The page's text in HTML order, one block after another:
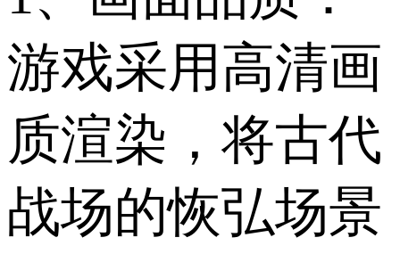
游戏采用高清画
质渲染，将古代
战场的恢弘场景